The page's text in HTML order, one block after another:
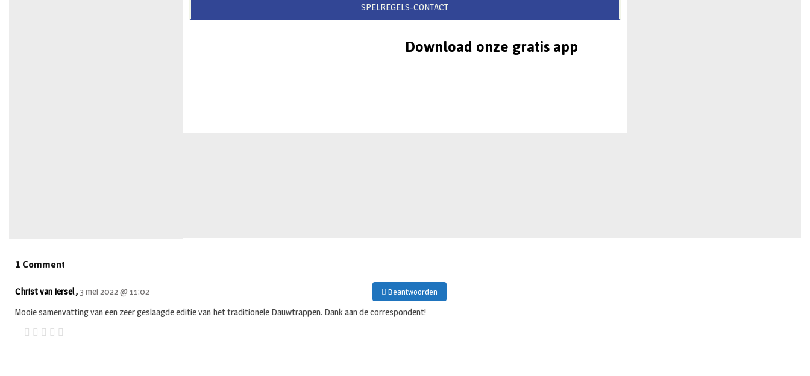
SPELREGELS-CONTACT
Download onze gratis app
1 Comment
Beantwoorden
Christ van Iersel , 3 mei 2022 @ 11:02
Mooie samenvatting van een zeer geslaagde editie van het traditionele Dauwtrappen. Dank aan de correspondent!